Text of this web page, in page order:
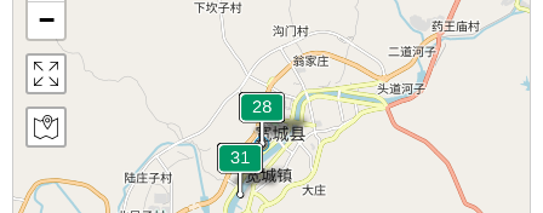
−